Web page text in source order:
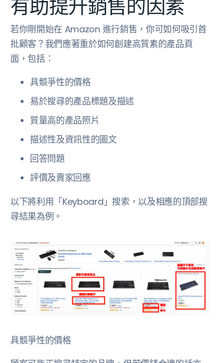
有助提升銷售的因素
若你剛開始在 Amazon 進行銷售，你可如何吸引首
批顧客？我們應著重於如何創建高質素的產品頁
面，包括：
具競爭性的價格
易於搜尋的產品標題及描述
質量高的產品照片
描述性及資訊性的圖文
回答問題
評價及賣家回應
以下將利用「Keyboard」搜索，以及相應的頂部搜
尋結果為例。
具競爭性的價格